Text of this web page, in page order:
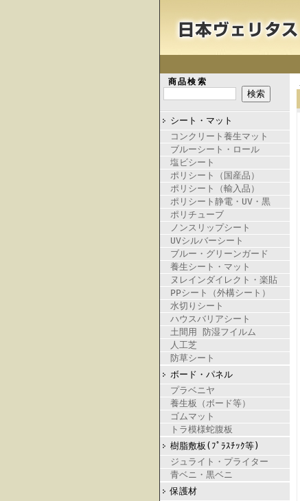
商品検索
シート・マット
コンクリート養生マット
ブルーシート・ロール
塩ビシート
ポリシート（国産品）
ポリシート（輸入品）
ポリシート静電・UV・黒
ポリチューブ
ノンスリップシート
UVシルバーシート
ブルー・グリーンガード
養生シート・マット
ヌレインダイレクト・楽貼
PPシート（外構シート）
水切りシート
ハウスバリアシート
土間用 防湿フイルム
人工芝
防草シート
ボード・パネル
プラベニヤ
養生板（ボード等）
ゴムマット
トラ模様蛇腹板
樹脂敷板(ﾌﾟﾗｽﾁｯｸ等)
ジュライト・プライター
青ベニ・黒ベニ
保護材